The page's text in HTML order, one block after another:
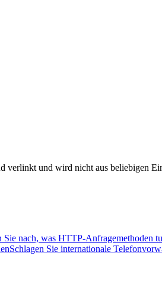
verlinkt und wird nicht aus beliebigen
Sie nach, was HTTP-Anfragemethoden
Schlagen Sie internationale